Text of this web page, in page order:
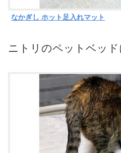
なかぎし ホット足入れマット
ニトリのペットベッド